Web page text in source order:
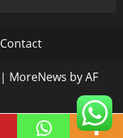
Contact
| MoreNews by AF